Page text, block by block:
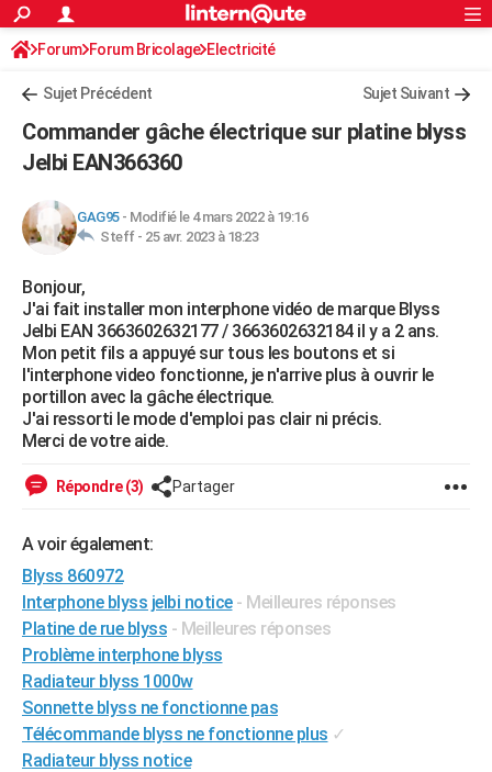
ACTUALITÉS
Politique
Société
Faits Divers
Education
Monde
Villes
+
Programme TV
TNTStreaming
Cinéma
Sorties cinéma
Musique
FINANCE
Retraite
Impôts
Epargne
Immobilier
Risques naturels par ville
Banque
Assurance
CréditAUTO
Essais
Réserver un essai
Citadines
Berlines
SUV
Forum auto
+HIGH-TECH
Mobiles
Meilleur smartphone
Internet
Ordinateurs
Jeux vidéo
Guide high-tech
BRICOLAGE
Forum
Aménagement intérieur
Extérieur
Cuisine
Salle de bains
Jardinage
Rangement
WEEK-END
Guides de France
Escapades
Patrimoine
Expositions
Musées
Week-end nature
+LIFESTYLE
Art de vivre
Bien-être
Loisirs
Mode
Modes de vie
SANTE
VOYAGE
BONS PLANS
CARTE DE VOEUX
Carte de Noël
Carte Bonne année
Carte Saint-Valentin
Carte Pâques
Carte d'anniversaire
DICTIONNAIRE
Dictionnaire
Biographies
Citations
Expressions
Proverbes
PROGRAMME TV
S'inscrire
Connexion
Forum Forum Bricolage Electricité
Sujet Précédent Sujet Suivant
Commander gâche électrique sur platine blyss
Jelbi EAN366360
GAG95- Modifié le 4 mars 2022 à 19:16
Steff - 25 avr. 2023 à 18:23
Bonjour,
J'ai fait installer mon interphone vidéo de marque Blyss
Jelbi EAN 3663602632177 / 3663602632184 il y a 2 ans.
Mon petit fils a appuyé sur tous les boutons et si
l'interphone video fonctionne, je n'arrive plus à ouvrir le
portillon avec la gâche électrique.
J'ai ressorti le mode d'emploi pas clair ni précis.
Merci de votre aide.
Répondre (3) Partager
A voir également:
Blyss 860972
Interphone blyss jelbi notice - Meilleures réponses
Platine de rue blyss - Meilleures réponses
Problème interphone blyss
Radiateur blyss 1000w
Sonnette blyss ne fonctionne pas
Télécommande blyss ne fonctionne plus ✓
Radiateur blyss notice